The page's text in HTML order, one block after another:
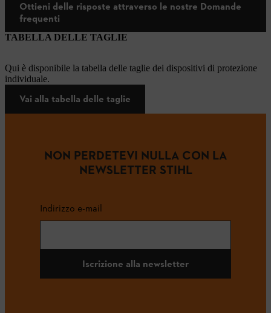
Ottieni delle risposte attraverso le nostre Domande
frequenti
TABELLA DELLE TAGLIE
Qui è disponibile la tabella delle taglie dei dispositivi di protezione
individuale.
Vai alla tabella delle taglie
NON PERDETEVI NULLA CON LA
NEWSLETTER STIHL
Indirizzo e-mail
Iscrizione alla newsletter